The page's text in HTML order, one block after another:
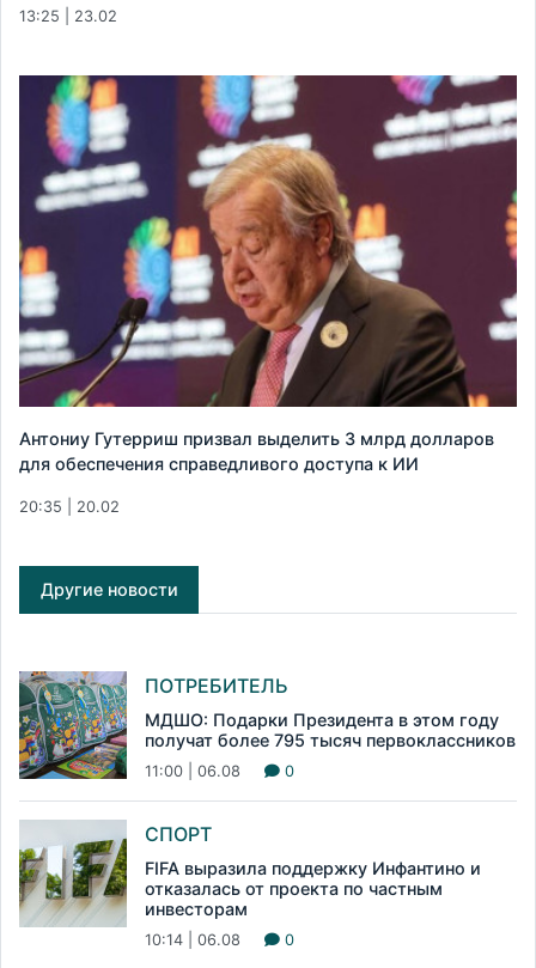
13:25 | 23.02
Антониу Гутерриш призвал выделить 3 млрд долларов
для обеспечения справедливого доступа к ИИ
20:35 | 20.02
Другие новости
ПОТРЕБИТЕЛЬ
МДШО: Подарки Президента в этом году
получат более 795 тысяч первоклассников
11:00 | 06.08 0
СПОРТ
FIFA выразила поддержку Инфантино и
отказалась от проекта по частным
инвесторам
10:14 | 06.08 0